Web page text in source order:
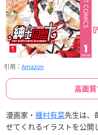
引用： Amazon
高画
漫画家・ 種村有菜先生は、
せてくれるイラストを公開